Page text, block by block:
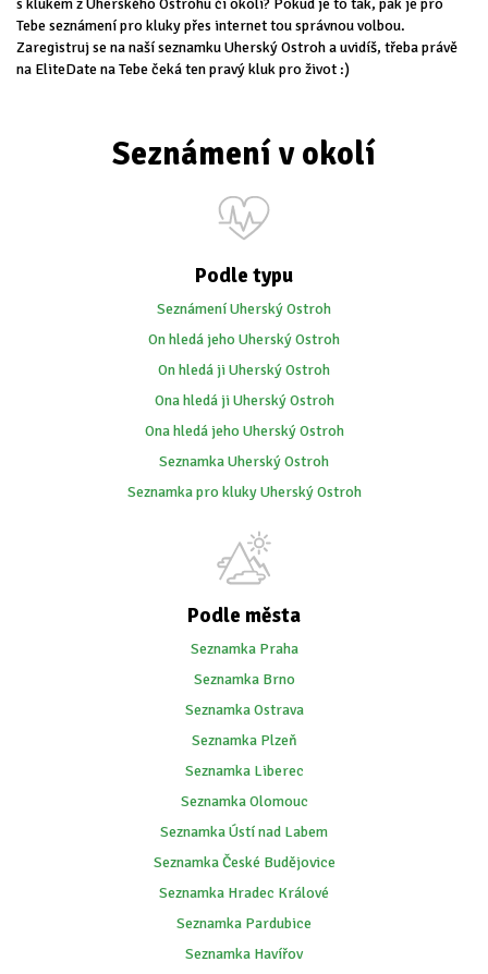
s klukem z Uherského Ostrohu či okolí? Pokud je to tak, pak je pro
Tebe seznámení pro kluky přes internet tou správnou volbou.
Zaregistruj se na naší seznamku Uherský Ostroh a uvidíš, třeba právě
na EliteDate na Tebe čeká ten pravý kluk pro život :)
Seznámení v okolí
Podle typu
Seznámení Uherský Ostroh
On hledá jeho Uherský Ostroh
On hledá ji Uherský Ostroh
Ona hledá ji Uherský Ostroh
Ona hledá jeho Uherský Ostroh
Seznamka Uherský Ostroh
Seznamka pro kluky Uherský Ostroh
Podle města
Seznamka Praha
Seznamka Brno
Seznamka Ostrava
Seznamka Plzeň
Seznamka Liberec
Seznamka Olomouc
Seznamka Ústí nad Labem
Seznamka České Budějovice
Seznamka Hradec Králové
Seznamka Pardubice
Seznamka Havířov